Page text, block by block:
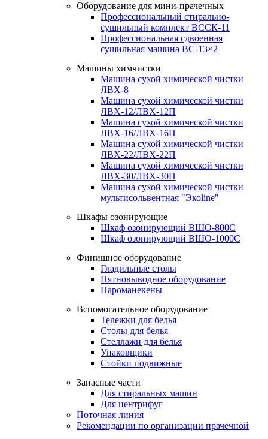
Оборудование для мини-прачечных
Профессиональный стирально-
сушильный комплект ВССК-11
Профессиональная сдвоенная
сушильная машина ВС-13×2
Машины химчистки
Машина сухой химической чистки
ЛВХ-8
Машина сухой химической чистки
ЛВХ-12/ЛВХ-12П
Машина сухой химической чистки
ЛВХ-16/ЛВХ-16П
Машина сухой химической чистки
ЛВХ-22/ЛВХ-22П
Машина сухой химической чистки
ЛВХ-30/ЛВХ-30П
Машина сухой химической чистки
мультисольвентная "Экоline"
Шкафы озонирующие
Шкаф озонирующий ВШО-800С
Шкаф озонирующий ВШО-1000С
Финишное оборудование
Гладильные столы
Пятновыводное оборудование
Пароманекены
Вспомогательное оборудование
Тележки для белья
Столы для белья
Стеллажи для белья
Упаковщики
Стойки подвижные
Запасные части
Для стиральных машин
Для центрифуг
Поточная линия
Рекомендации по организации прачечной